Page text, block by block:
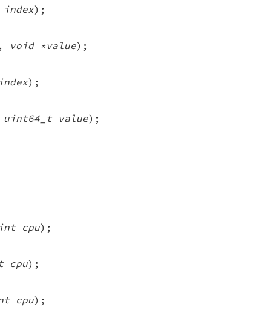
);
, void *value);
);
uint64_t value);
int cpu);
cpu);
cpu);